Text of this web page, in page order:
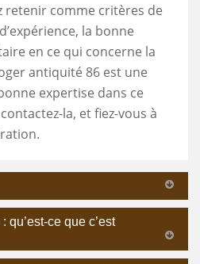
retenir comme critères de
la bonne
en ce qui concerne la
antiquité 86 est une
expertise dans ce
la, et fiez-vous à
qu’est-ce que c’est